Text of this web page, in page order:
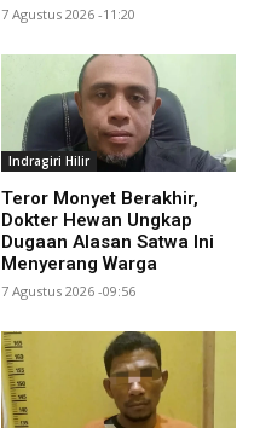
7 Agustus 2026 -11:20
Indragiri Hilir
Teror Monyet Berakhir,
Dokter Hewan Ungkap
Dugaan Alasan Satwa Ini
Menyerang Warga
7 Agustus 2026 -09:56